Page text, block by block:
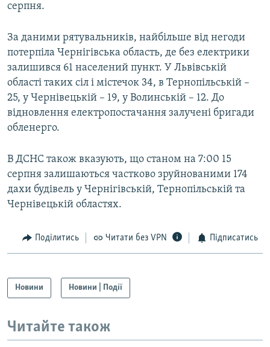
Усі сайти RFE/RL
серпня.
За даними рятувальників, найбільше від негоди
потерпіла Чернігівська область, де без електрики
залишився 61 населений пункт. У Львівській
області таких сіл і містечок 34, в Тернопільській –
25, у Чернівецькій – 19, у Волинській – 12. До
відновлення електропостачання залучені бригади
обленерго.
В ДСНС також вказують, що станом на 7:00 15
серпня залишаються частково зруйнованими 174
дахи будівель у Чернігівській, Тернопільській та
Чернівецькій областях.
Поділитись Читати без VPN Підписатись
Новини Новини | Події
Читайте також